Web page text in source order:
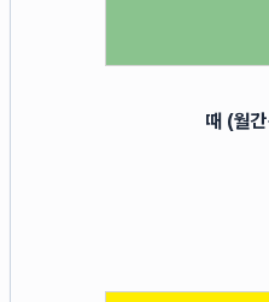
때 (월